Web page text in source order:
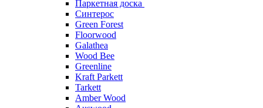
Паркетная доска
Синтерос
Green Forest
Floorwood
Galathea
Wood Bee
Greenline
Kraft Parkett
Tarkett
Amber Wood